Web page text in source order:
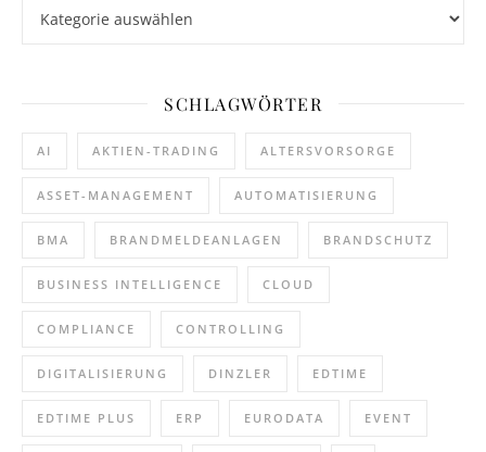
SCHLAGWÖRTER
AI AKTIEN-TRADING ALTERSVORSORGE
ASSET-MANAGEMENT AUTOMATISIERUNG
BMA BRANDMELDEANLAGEN BRANDSCHUTZ
BUSINESS INTELLIGENCE CLOUD
COMPLIANCE CONTROLLING
DIGITALISIERUNG DINZLER EDTIME
EDTIME PLUS ERP EURODATA EVENT